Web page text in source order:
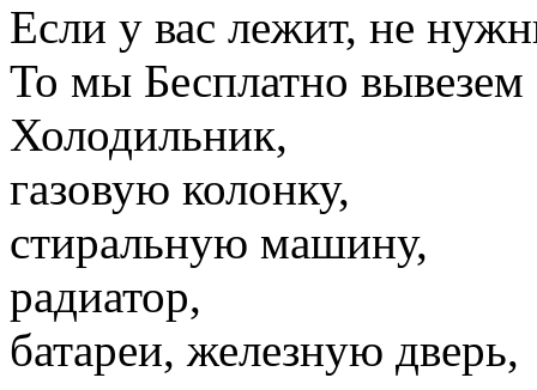
Если у вас лежит, не
То мы Бесплатно
Холодильник,
газовую колонку,
стиральную машину,
радиатор,
батареи, железную дверь,